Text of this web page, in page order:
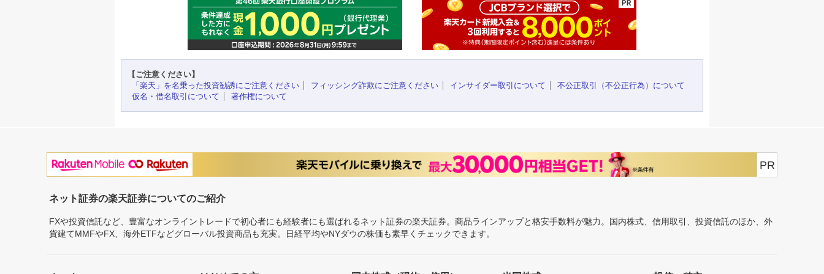
【ご注意ください】
「楽天」を名乗った投資勧誘にご注意ください
フィッシング詐欺にご注意ください インサイダー取引について
不公正取引（不公正行為）について
仮名・借名取引について
著作権について
PR
ネット証券の楽天証券についてのご紹介
FXや投資信託など、豊富なオンライントレードで初心者にも経験者にも選ばれるネット証券の楽天証券。商品ラインアップと格安手数料が魅力。国内株式、信用取引、投資信託のほか、外
貨建てMMFやFX、海外ETFなどグローバル投資商品も充実。日経平均やNYダウの株価も素早くチェックできます。